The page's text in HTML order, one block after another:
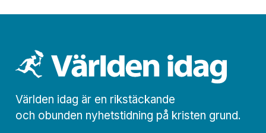
Världen idag är en rikstäckande
och obunden nyhets­­­tidning på kristen grund.